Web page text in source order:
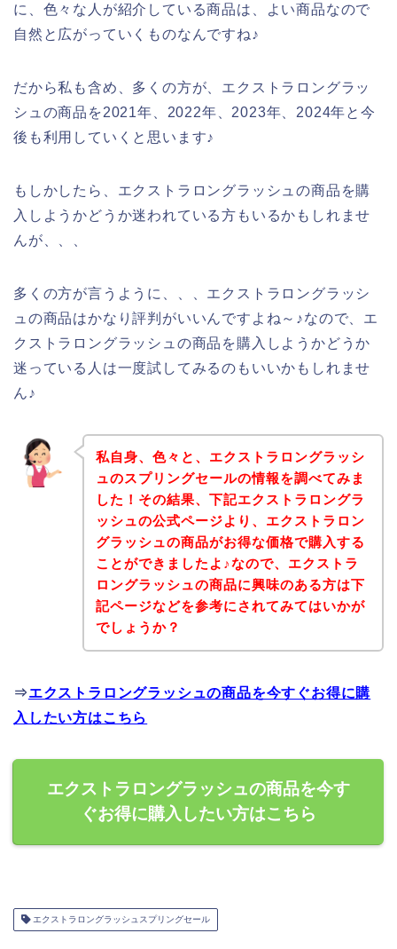
に、色々な人が紹介している商品は、よい商品なので
自然と広がっていくものなんですね♪
だから私も含め、多くの方が、エクストラロングラッ
シュの商品を2021年、2022年、2023年、2024年と今
後も利用していくと思います♪
もしかしたら、エクストラロングラッシュの商品を購
入しようかどうか迷われている方もいるかもしれませ
んが、、、
多くの方が言うように、、、エクストラロングラッシ
ュの商品はかなり評判がいいんですよね～♪なので、エ
クストラロングラッシュの商品を購入しようかどうか
迷っている人は一度試してみるのもいいかもしれませ
ん♪
私自身、色々と、エクストラロングラッシ
ュのスプリングセールの情報を調べてみま
した！その結果、下記エクストラロングラ
ッシュの公式ページより、エクストラロン
グラッシュの商品がお得な価格で購入する
ことができましたよ♪なので、エクストラ
ロングラッシュの商品に興味のある方は下
記ページなどを参考にされてみてはいかが
でしょうか？
⇒エクストラロングラッシュの商品を今すぐお得に購
入したい方はこちら
エクストラロングラッシュの商品を今す
ぐお得に購入したい方はこちら
エクストラロングラッシュスプリングセール